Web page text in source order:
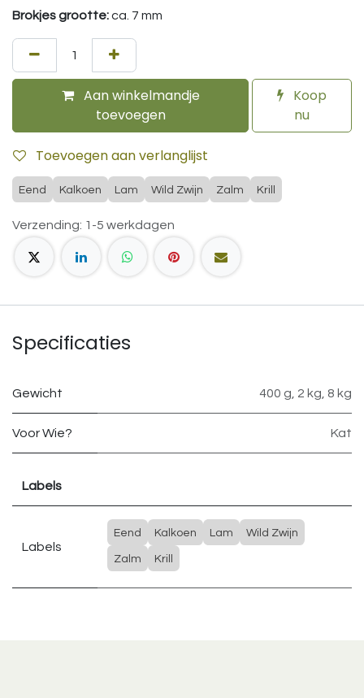
Brokjes grootte:ca. 7 mm
Aan winkelmandje
toevoegen
Koop
nu
Toevoegen aan verlanglijst
Eend Kalkoen Lam Wild Zwijn Zalm Krill
Verzending: 1-5 werkdagen
Specificaties
Gewicht 400 g 2 kg 8 kg
Voor Wie? Kat
Labels
Labels
Eend Kalkoen Lam Wild Zwijn
Zalm Krill